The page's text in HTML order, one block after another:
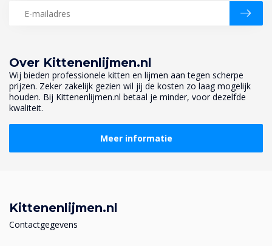
Over Kittenenlijmen.nl
Wij bieden professionele kitten en lijmen aan tegen scherpe
prijzen. Zeker zakelijk gezien wil jij de kosten zo laag mogelijk
houden. Bij Kittenenlijmen.nl betaal je minder, voor dezelfde
kwaliteit.
Meer informatie
Kittenenlijmen.nl
Contactgegevens